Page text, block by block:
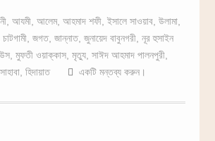
, আযমী, আলেম, আহমাদ শফী, ইসালে সাওয়াব, উলামা,
চাটগামী, জগত, জান্নাত, জুনায়েদ বাবুনগরী, নূর হুসাইন
, মুফতী ওয়াক্কাস, মৃত্যু, সাঈদ আহমাদ পালনপুরী,
সাহাবা, হিদায়াত একটি মন্তব্য করুন।